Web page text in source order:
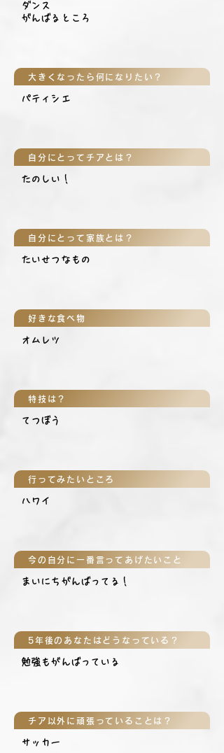
ダンス
がんばるところ
大きくなったら何になりたい？
パティシエ
自分にとってチアとは？
たのしい！
自分にとって家族とは？
たいせつなもの
好きな食べ物
オムレツ
特技は？
てつぼう
行ってみたいところ
ハワイ
今の自分に一番言ってあげたいこと
まいにちがんばってる！
5年後のあなたはどうなっている？
勉強もがんばっている
チア以外に頑張っていることは？
サッカー